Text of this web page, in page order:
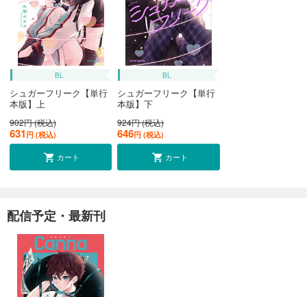
BL
シュガーフリーク【単行
本版】上
902円 (税込)
631 円 (税込)
カート
BL
シュガーフリーク【単行
本版】下
924円 (税込)
646円 (税込)
カート
配信予定・最新刊